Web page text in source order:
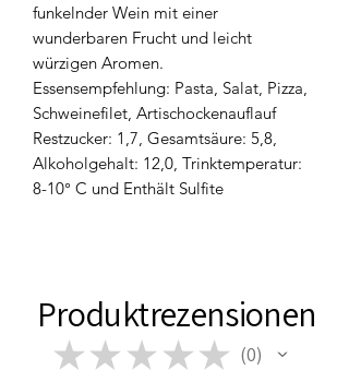
funkelnder Wein mit einer
wunderbaren Frucht und leicht
würzigen Aromen.
Essensempfehlung: Pasta, Salat, Pizza,
Schweinefilet, Artischockenauflauf
Restzucker: 1,7, Gesamtsäure: 5,8,
Alkoholgehalt: 12,0, Trinktemperatur:
8-10° C und Enthält Sulfite
Produktrezensionen
★ ★ ★ ★ ★ 0
0